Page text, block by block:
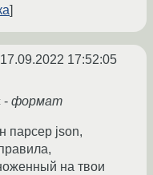
17.09.2022 17:52:05
- формат
парсер json,
на твои